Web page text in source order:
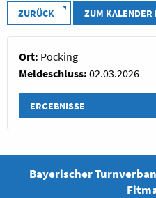
ZURÜCK ZUM KALENDER
Ort: Pocking
Meldeschluss: 02.03.2026
ERGEBNISSE
Bayerischer